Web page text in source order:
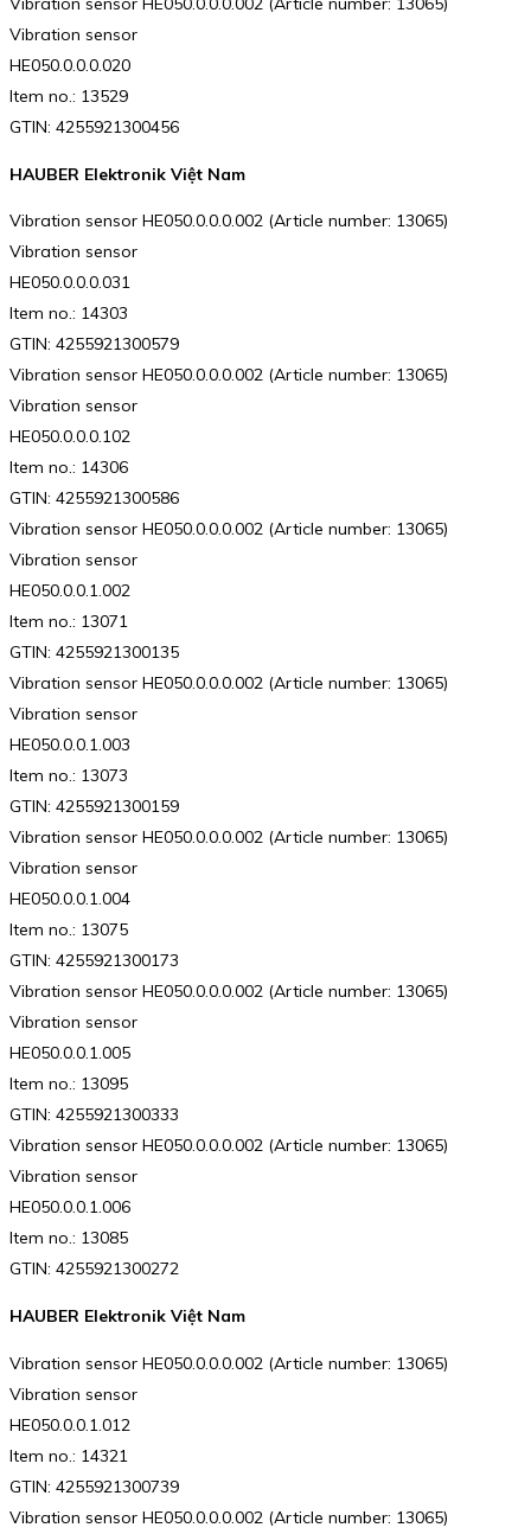
Vibration sensor
HE050.0.0.0.020
Item no.: 13529
GTIN: 4255921300456
HAUBER Elektronik Việt Nam
Vibration sensor HE050.0.0.0.002 (Article number: 13065)
Vibration sensor
HE050.0.0.0.031
Item no.: 14303
GTIN: 4255921300579
Vibration sensor HE050.0.0.0.002 (Article number: 13065)
Vibration sensor
HE050.0.0.0.102
Item no.: 14306
GTIN: 4255921300586
Vibration sensor HE050.0.0.0.002 (Article number: 13065)
Vibration sensor
HE050.0.0.1.002
Item no.: 13071
GTIN: 4255921300135
Vibration sensor HE050.0.0.0.002 (Article number: 13065)
Vibration sensor
HE050.0.0.1.003
Item no.: 13073
GTIN: 4255921300159
Vibration sensor HE050.0.0.0.002 (Article number: 13065)
Vibration sensor
HE050.0.0.1.004
Item no.: 13075
GTIN: 4255921300173
Vibration sensor HE050.0.0.0.002 (Article number: 13065)
Vibration sensor
HE050.0.0.1.005
Item no.: 13095
GTIN: 4255921300333
Vibration sensor HE050.0.0.0.002 (Article number: 13065)
Vibration sensor
HE050.0.0.1.006
Item no.: 13085
GTIN: 4255921300272
HAUBER Elektronik Việt Nam
Vibration sensor HE050.0.0.0.002 (Article number: 13065)
Vibration sensor
HE050.0.0.1.012
Item no.: 14321
GTIN: 4255921300739
Vibration sensor HE050.0.0.0.002 (Article number: 13065)